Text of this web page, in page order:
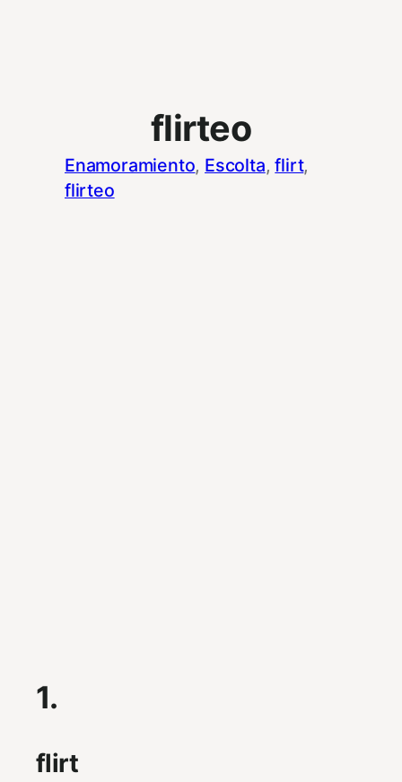
flirteo
Enamoramiento, Escolta, flirt
flirteo
1.
flirt